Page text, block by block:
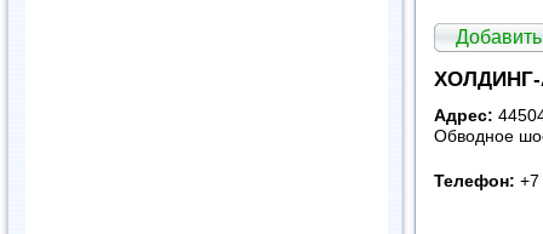
Адрес:
Обводное
Телефон: +7